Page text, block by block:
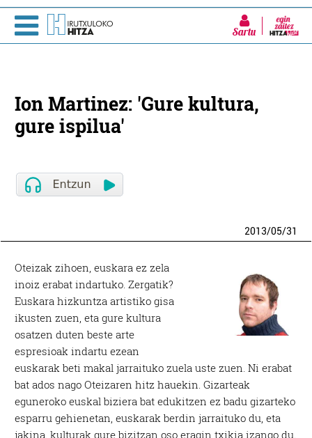
Sartu
Ion Martinez: 'Gure kultura,
gure ispilua'
2013/05/31
Oteizak zihoen, euskara ez zela
inoiz erabat indartuko. Zergatik?
Euskara hizkuntza artistiko gisa
ikusten zuen, eta gure kultura
osatzen duten beste arte
espresioak indartu ezean
euskarak beti makal jarraituko zuela uste zuen. Ni erabat
bat ados nago Oteizaren hitz hauekin. Gizarteak
eguneroko euskal biziera bat edukitzen ez badu gizarteko
esparru gehienetan, euskarak berdin jarraituko du, eta
jakina, kulturak gure bizitzan oso eragin txikia izango du.